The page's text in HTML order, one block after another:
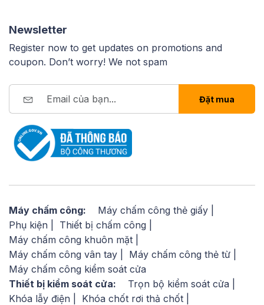
Newsletter
Register now to get updates on promotions and
coupon. Don’t worry! We not spam
Đặt mua
Máy chấm công:
Máy chấm công thẻ giấy
Phụ kiện
Thiết bị chấm công
Máy chấm công khuôn mặt
Máy chấm công vân tay
Máy chấm công thẻ từ
Máy chấm công kiểm soát cửa
Thiết bị kiểm soát cửa:
Trọn bộ kiểm soát cửa
Khóa lẫy điện
Khóa chốt rơi thả chốt